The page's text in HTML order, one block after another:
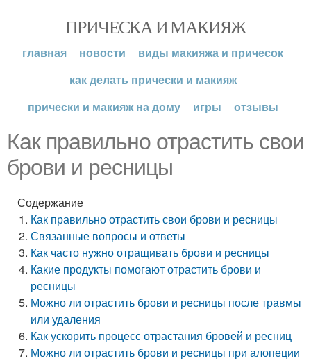
ПРИЧЕСКА И МАКИЯЖ
главная новости
виды макияжа и причесок
как делать прически и макияж
прически и макияж на дому
игры отзывы
Как правильно отрастить свои
брови и ресницы
Содержание
Как правильно отрастить свои брови и ресницы
Связанные вопросы и ответы
Как часто нужно отращивать брови и ресницы
Какие продукты помогают отрастить брови и
ресницы
Можно ли отрастить брови и ресницы после травмы
или удаления
Как ускорить процесс отрастания бровей и ресниц
Можно ли отрастить брови и ресницы при алопеции